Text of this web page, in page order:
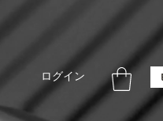
ログイン